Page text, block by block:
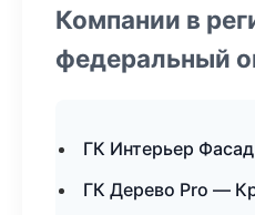
Компании в
федеральный
ГК Интерьер
ГК Дерево Pro —